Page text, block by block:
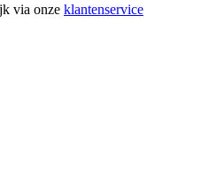
via onze klantenservice